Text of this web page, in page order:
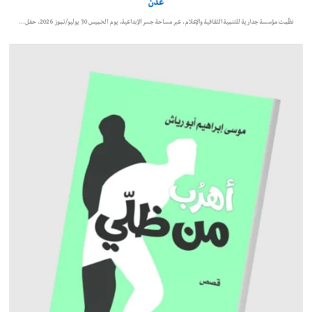
نظّمت مؤسسة جدارية للتنمية الثقافية والإعلام، عبر مساحة جسر الإبداعية، يوم الخميس 30 يوليو/تموز 2026، حفل…